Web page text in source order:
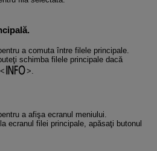
a comuta între filele principale.
schimba filele principale dacă
.
a afişa ecranul meniului.
ecranul filei principale, apăsaţi butonul